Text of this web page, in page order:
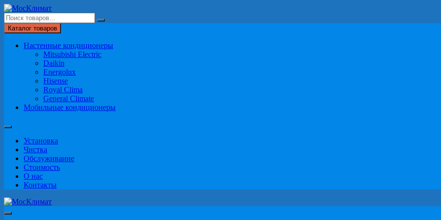
Перейти
к
содержимому
Каталог товаров
Настенные кондиционеры
Mitsubishi Electric
Daikin
Energolux
Hisense
Royal Clima
General Climate
Мобильные кондиционеры
Установка
Чистка
Обслуживание
Стоимость
О нас
Контакты